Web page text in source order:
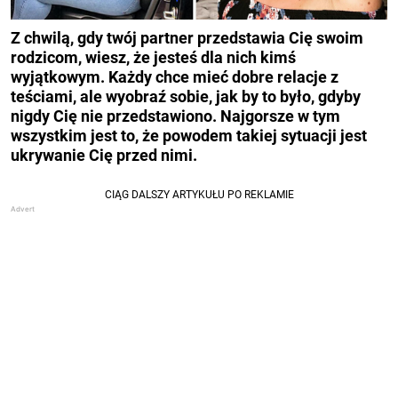
Z chwilą, gdy twój partner przedstawia Cię swoim
rodzicom, wiesz, że jesteś dla nich kimś
wyjątkowym. Każdy chce mieć dobre relacje z
teściami, ale wyobraź sobie, jak by to było, gdyby
nigdy Cię nie przedstawiono. Najgorsze w tym
wszystkim jest to, że powodem takiej sytuacji jest
ukrywanie Cię przed nimi.